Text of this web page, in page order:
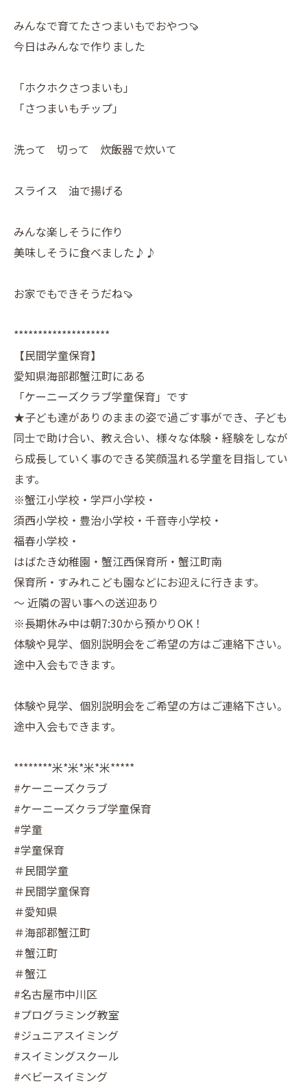
みんなで育てたさつまいもでおやつ🍠
今日はみんなで作りました
「ホクホクさつまいも」
「さつまいもチップ」
洗って 切って 炊飯器で炊いて
スライス 油で揚げる
みんな楽しそうに作り
美味しそうに食べました♪♪
お家でもできそうだね🍠
********************
【民間学童保育】
愛知県海部郡蟹江町にある
「ケーニーズクラブ学童保育」です
★子ども達がありのままの姿で過ごす事ができ、子ども
同士で助け合い、教え合い、様々な体験・経験をしなが
ら成長していく事のできる笑顔温れる学童を目指してい
ます。
※蟹江小学校・学戸小学校・
須西小学校・豊治小学校・千音寺小学校・
福春小学校・
はばたき幼稚園・蟹江西保育所・蟹江町南
保育所・すみれこども園などにお迎えに行きます。
～ 近隣の習い事への送迎あり
※長期休み中は朝7:30から預かりOK！
体験や見学、個別説明会をご希望の方はご連絡下さい。
途中入会もできます。
体験や見学、個別説明会をご希望の方はご連絡下さい。
途中入会もできます。
********米*米*米*米*****
#ケーニーズクラブ
#ケーニーズクラブ学童保育
#学童
#学童保育
＃民間学童
＃民間学童保育
＃愛知県
＃海部郡蟹江町
＃蟹江町
＃蟹江
#名古屋市中川区
#プログラミング教室
#ジュニアスイミング
#スイミングスクール
#ベビースイミング